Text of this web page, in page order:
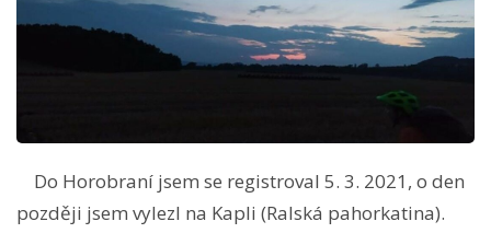
Do Horobraní jsem se registroval 5. 3. 2021, o den
později jsem vylezl na Kapli (Ralská pahorkatina).